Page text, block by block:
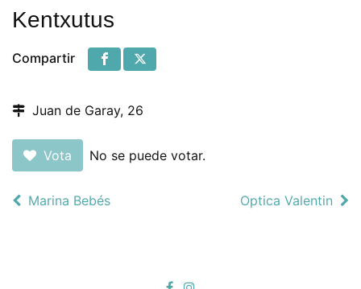
Kentxutus
Compartir
Juan de Garay, 26
Vota No se puede votar.
Marina Bebés Optica Valentin